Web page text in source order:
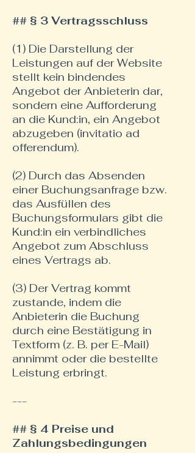
## § 3 Vertragsschluss
(1) Die Darstellung der
Leistungen auf der Website
stellt kein bindendes
Angebot der Anbieterin dar,
sondern eine Aufforderung
an die Kund:in, ein Angebot
abzugeben (invitatio ad
offerendum).
(2) Durch das Absenden
einer Buchungsanfrage bzw.
das Ausfüllen des
Buchungsformulars gibt die
Kund:in ein verbindliches
Angebot zum Abschluss
eines Vertrags ab.
(3) Der Vertrag kommt
zustande, indem die
Anbieterin die Buchung
durch eine Bestätigung in
Textform (z. B. per E-Mail)
annimmt oder die bestellte
Leistung erbringt.
---
## § 4 Preise und
Zahlungsbedingungen